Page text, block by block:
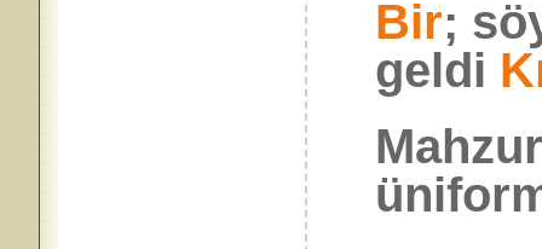
Bir;
geldi